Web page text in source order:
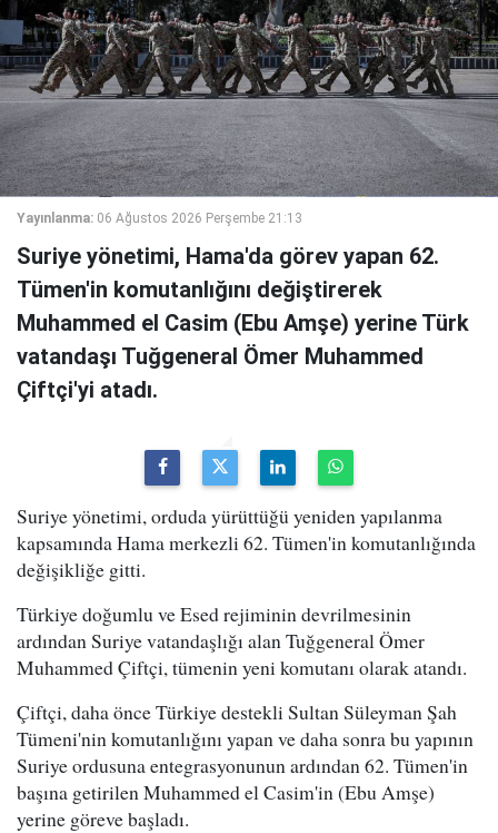
Yayınlanma: 06 Ağustos 2026 Perşembe 21:13
Suriye yönetimi, Hama'da görev yapan 62.
Tümen'in komutanlığını değiştirerek
Muhammed el Casim (Ebu Amşe) yerine Türk
vatandaşı Tuğgeneral Ömer Muhammed
Çiftçi'yi atadı.
Suriye yönetimi, orduda yürüttüğü yeniden yapılanma
kapsamında Hama merkezli 62. Tümen'in komutanlığında
değişikliğe gitti.
Türkiye doğumlu ve Esed rejiminin devrilmesinin
ardından Suriye vatandaşlığı alan Tuğgeneral Ömer
Muhammed Çiftçi, tümenin yeni komutanı olarak atandı.
Çiftçi, daha önce Türkiye destekli Sultan Süleyman Şah
Tümeni'nin komutanlığını yapan ve daha sonra bu yapının
Suriye ordusuna entegrasyonunun ardından 62. Tümen'in
başına getirilen Muhammed el Casim'in (Ebu Amşe)
yerine göreve başladı.